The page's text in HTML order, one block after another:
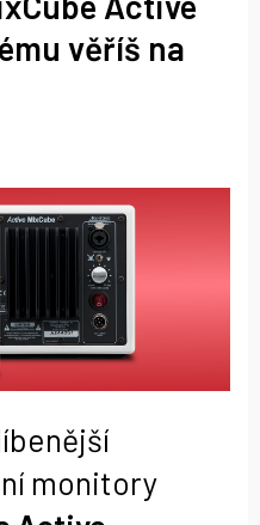
věříš na
monitory